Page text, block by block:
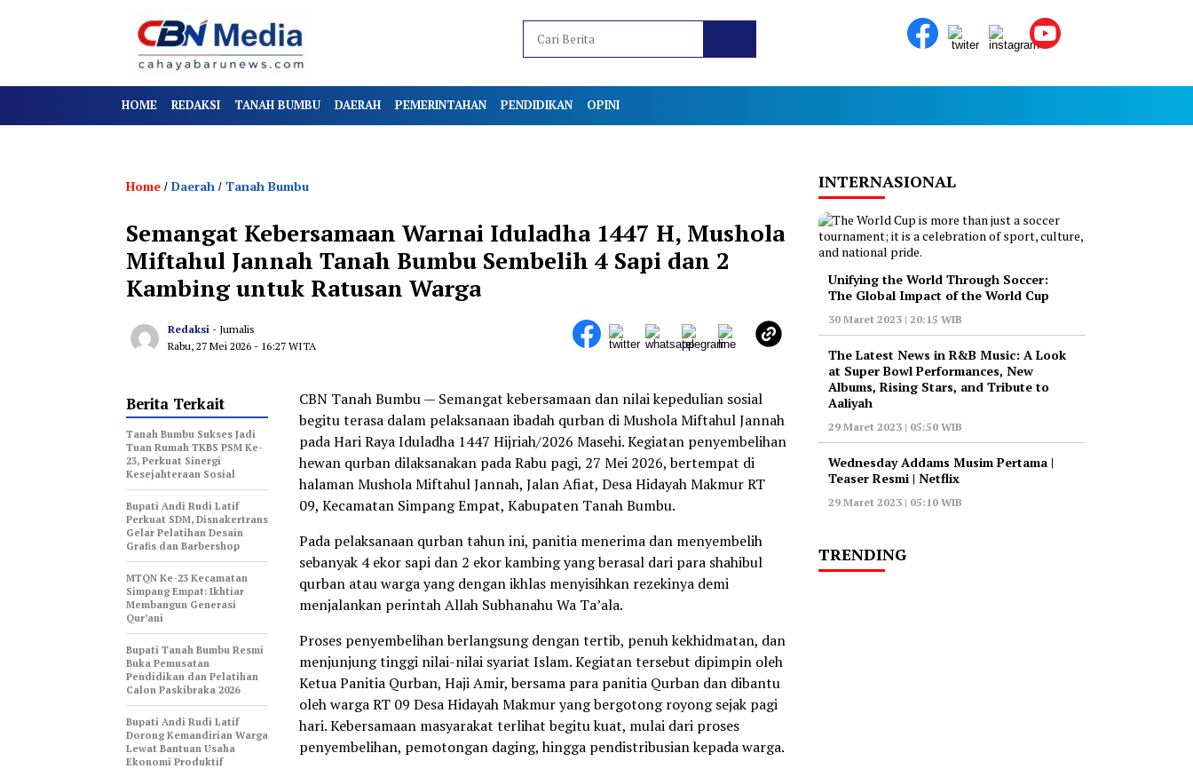
HOME REDAKSI TANAH BUMBU DAERAH PEMERINTAHAN PENDIDIKAN OPINI
Home / Daerah / Tanah Bumbu
Semangat Kebersamaan Warnai Iduladha 1447 H, Mushola
Miftahul Jannah Tanah Bumbu Sembelih 4 Sapi dan 2
Kambing untuk Ratusan Warga
Redaksi - Jurnalis
Rabu, 27 Mei 2026 - 16:27 WITA
CBN Tanah Bumbu — Semangat kebersamaan dan nilai kepedulian sosial
begitu terasa dalam pelaksanaan ibadah qurban di Mushola Miftahul Jannah
pada Hari Raya Iduladha 1447 Hijriah/2026 Masehi. Kegiatan penyembelihan
hewan qurban dilaksanakan pada Rabu pagi, 27 Mei 2026, bertempat di
halaman Mushola Miftahul Jannah, Jalan Afiat, Desa Hidayah Makmur RT
09, Kecamatan Simpang Empat, Kabupaten Tanah Bumbu.
Pada pelaksanaan qurban tahun ini, panitia menerima dan menyembelih
sebanyak 4 ekor sapi dan 2 ekor kambing yang berasal dari para shahibul
qurban atau warga yang dengan ikhlas menyisihkan rezekinya demi
menjalankan perintah Allah Subhanahu Wa Ta’ala.
Proses penyembelihan berlangsung dengan tertib, penuh kekhidmatan, dan
menjunjung tinggi nilai-nilai syariat Islam. Kegiatan tersebut dipimpin oleh
Ketua Panitia Qurban, Haji Amir, bersama para panitia Qurban dan dibantu
oleh warga RT 09 Desa Hidayah Makmur yang bergotong royong sejak pagi
hari. Kebersamaan masyarakat terlihat begitu kuat, mulai dari proses
penyembelihan, pemotongan daging, hingga pendistribusian kepada warga.
Berita Terkait
Tanah Bumbu Sukses Jadi
Tuan Rumah TKBS PSM Ke-
23, Perkuat Sinergi
Kesejahteraan Sosial
Bupati Andi Rudi Latif
Perkuat SDM, Disnakertrans
Gelar Pelatihan Desain
Grafis dan Barbershop
MTQN Ke-23 Kecamatan
Simpang Empat: Ikhtiar
Membangun Generasi
Qur’ani
Bupati Tanah Bumbu Resmi
Buka Pemusatan
Pendidikan dan Pelatihan
Calon Paskibraka 2026
Bupati Andi Rudi Latif
Dorong Kemandirian Warga
Lewat Bantuan Usaha
Ekonomi Produktif
INTERNASIONAL
Unifying the World Through Soccer:
The Global Impact of the World Cup
30 Maret 2023 | 20:15 WIB
The Latest News in R&B Music: A Look
at Super Bowl Performances, New
Albums, Rising Stars, and Tribute to
Aaliyah
29 Maret 2023 | 05:50 WIB
Wednesday Addams Musim Pertama |
Teaser Resmi | Netflix
29 Maret 2023 | 05:10 WIB
TRENDING